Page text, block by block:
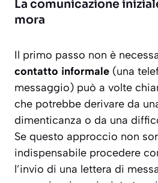
La comunicazione
mora
Il primo passo non è
contatto informale (una
messaggio) può a volte
che potrebbe derivare da
dimenticanza o da una
Se questo approccio non
indispensabile procedere
l’invio di una lettera di